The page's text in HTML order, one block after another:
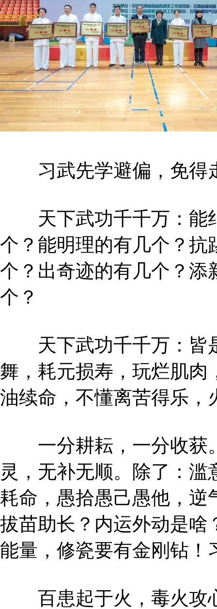
习武先学避偏，免得
天下武功千千万：能
个？能明理的有几个？抗
个？出奇迹的有几个？添
个？
天下武功千千万：皆
舞，耗元损寿，玩烂肌肉
油续命，不懂离苦得
一分耕耘，一分收获
灵，无补无顺。除了：
耗命，愚拾愚己愚他，逆
拔苗助长？内运外动是啥
能量，修瓷要有金刚钻！
百患起于火，毒火攻